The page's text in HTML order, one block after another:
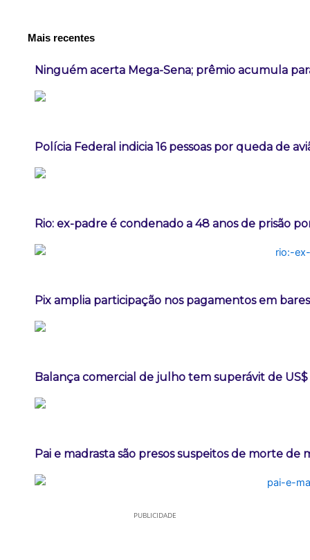
Mais recentes
Ninguém acerta Mega-Sena; prêmio acumula
Polícia Federal indicia 16 pessoas por queda de
Rio: ex-padre é condenado a 48 anos de prisão
Pix amplia participação nos pagamentos em
Balança comercial de julho tem superávit de
Pai e madrasta são presos suspeitos de morte de
PUBLICIDADE